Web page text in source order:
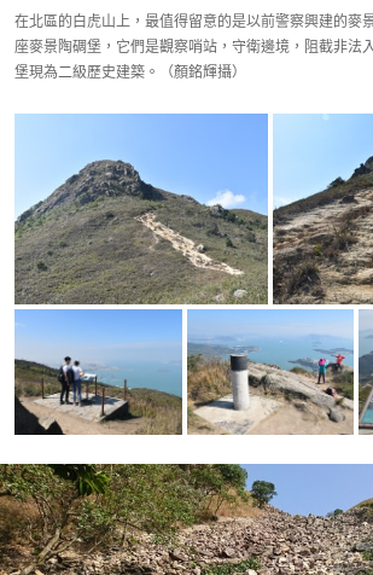
在北區的白虎山上，最值得留意的是以前警察興建的麥
座麥景陶碉堡，它們是觀察哨站，守衛邊境，阻截非法
堡現為二級歷史建築。（顏銘輝攝）